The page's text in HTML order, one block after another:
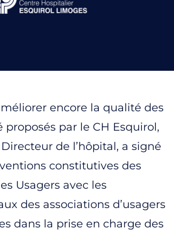
encore la qualité des
par le CH Esquirol,
de l’hôpital, a signé
constitutives des
Usagers avec les
des associations d’usagers
dans la prise en charge des